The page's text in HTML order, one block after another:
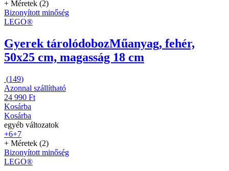
+ Méretek (2)
Bizonyított minőség
LEGO®
Gyerek tárolódobozMűanyag, fehér,
50x25 cm, magasság 18 cm
(149)
Azonnal szállítható
24 990 Ft
Kosárba
Kosárba
egyéb változatok
+6+7
+ Méretek (2)
Bizonyított minőség
LEGO®